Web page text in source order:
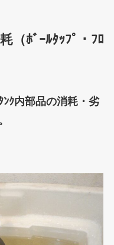
（ﾎﾞｰﾙﾀｯﾌﾟ・ﾌﾛ
ﾝｸ内部品の消耗・劣